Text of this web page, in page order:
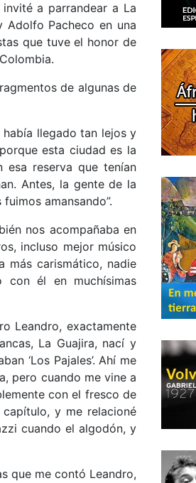
a parrandear a La
Pacheco en una
que tuve el honor de
de algunas de
llegado tan lejos y
esta ciudad es la
reserva que tenían
Antes, la gente de la
amansando”.
nos acompañaba en
incluso mejor músico
carismático, nadie
con él en muchísimas
Leandro, exactamente
La Guajira, nací y
‘Los Pajales’. Ahí me
pero cuando me vine a
con el fresco de
y me relacioné
cuando el algodón, y
que me contó Leandro,